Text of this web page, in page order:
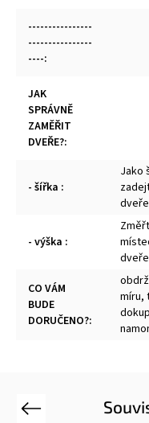
----------------
----------------
----:
JAK
SPRÁVNĚ
ZAMĚŘIT
DVEŘE?:
- šířka :
Jako
- výška :
CO VÁM
BUDE
DORUČENO?:
míru,
Previous